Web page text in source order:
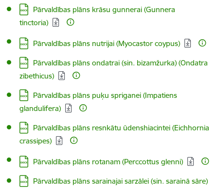
Lejupielādēt:
Pārvaldības plāns krāsu gunnerai (Gunnera
tinctoria)
Lejupielādēt:
Pārvaldības plāns nutrijai (Myocastor coypus)
Lejupielādēt:
Pārvaldības plāns ondatrai (sin. bizamžurka) (Ondatra
zibethicus)
Lejupielādēt:
Pārvaldības plāns puķu spriganei (Impatiens
glandulifera)
Lejupielādēt:
Pārvaldības plāns resnkātu ūdenshiacintei (Eichhornia
crassipes)
Lejupielādēt:
Pārvaldības plāns rotanam (Perccottus glenni)
Lejupielādēt:
Pārvaldības plāns sarainajai sarzālei (sin. sarainā sāre)